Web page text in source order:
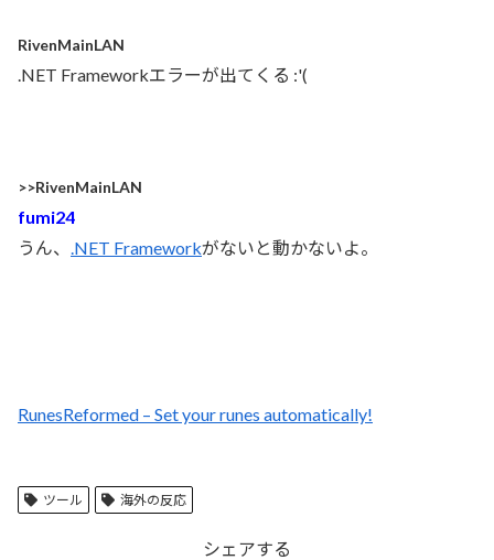
RivenMainLAN
.NET Frameworkエラーが出てくる :'(
>>RivenMainLAN
fumi24
うん、
.NET Frameworkがないと動かないよ。
RunesReformed – Set your runes automatically!
ツール 海外の反応
シェアする